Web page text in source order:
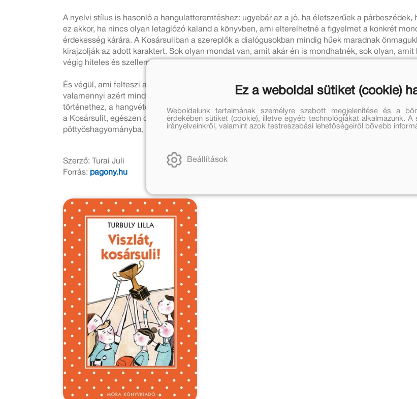
A nyelvi stílus is hasonló a hangulatteremtéshez: ugyebár az a jó, ha életszerűek a
ez akkor, ha nincs olyan letaglózó kaland a könyvben, ami elterelhetné a figyelmet a konkrét
érdekesség kárára. A Kosársuliban a szereplők a dialógusokban mindig hűek maradnak
kirajzolják az adott karaktert. Sok olyan mondat van, amit akár én is mondhatnék, sok olyan,
végig hiteles és szellemes a szöveg.
És végül, ami felteszi a pöttyösségre a koronát, az az illusztráció. Részemről elvárás, hogy egy
valamennyi azért mindenképpen. És ha már választhatok, ne is akármilyen: a legjobb a vonalas,
történethez, a hangvételhez. Keszeg Ágnes
rajzai nagy örömömre teljesen megfelelnek ennek
a Kosársulit, egészen olyan volt, mintha újra tizenhárom éves lennék, és a nyaraló poros
pöttyöshagyományba, de mégsem ódivatú, nem elcsépelt. A műfaji és szórakoztató
Szerző: Turai Juli
Forrás: pagony.hu
Ez a weboldal sütiket (cookie)
Weboldalunk tartalmának személyre szabott megjelenítése és a
érdekében sütiket (cookie), illetve egyéb technológiákat alkalmazunk. A
irányelveinkről, valamint azok testreszabási lehetőségeiről bővebb
Beállítások